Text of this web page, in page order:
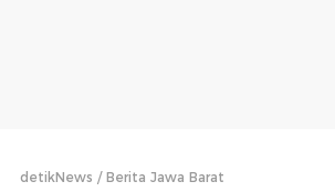
detikNews Berita Jawa Barat